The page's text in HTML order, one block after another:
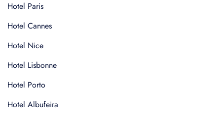
Hotel Paris
Hotel Cannes
Hotel Nice
Hotel Lisbonne
Hotel Porto
Hotel Albufeira